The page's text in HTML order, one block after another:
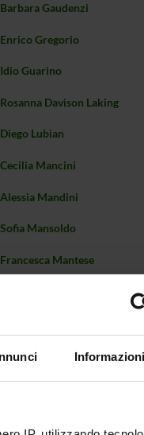
Barbara Gaudenzi
Enrico Gregorio
Idio Guarino
Rosanna Davison Laking
Diego Lubian
Cecilia Mancini
Alessia Mandini
Sofia Mansoldo
Francesca Mantese
Gianpaolo Mariutti
Paolo Menna